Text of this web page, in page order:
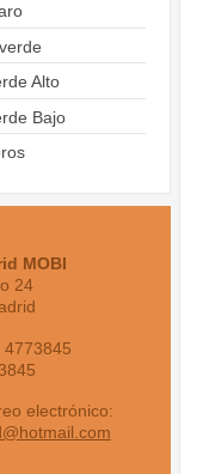
Alto
Bajo
MOBI
24
4773845
electrónico: